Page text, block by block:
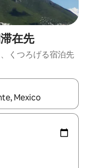
在先
くつろげる宿泊先
ーを使って移動するか